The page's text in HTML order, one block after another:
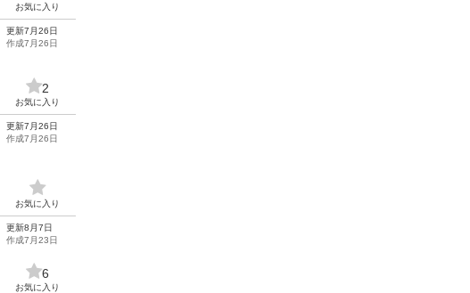
お気に入り
更新7月26日
作成7月26日
2
お気に入り
更新7月26日
作成7月26日
お気に入り
更新8月7日
作成7月23日
6
お気に入り